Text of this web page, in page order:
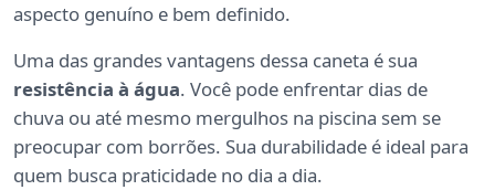
aspecto genuíno e bem definido.
Uma das grandes vantagens dessa caneta é sua
resistência à água. Você pode enfrentar dias de
chuva ou até mesmo mergulhos na piscina sem se
preocupar com borrões. Sua durabilidade é ideal para
quem busca praticidade no dia a dia.